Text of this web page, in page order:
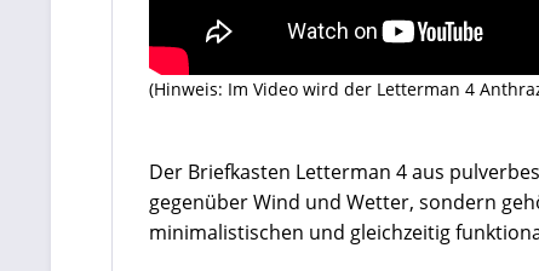
(Hinweis: Im Video wird der Letterman 4
Der Briefkasten Letterman 4 aus
gegenüber Wind und Wetter, sondern
minimalistischen und gleichzeitig